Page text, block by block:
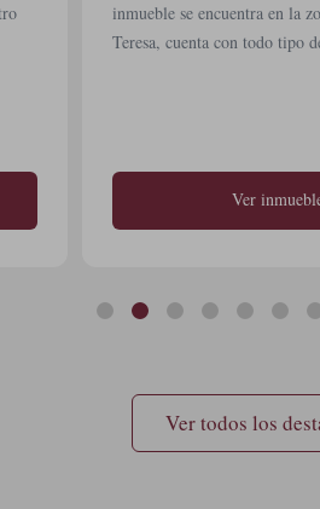
inmueble se encuentra en la
Teresa, cuenta con todo tipo
Ver
Ver todos los